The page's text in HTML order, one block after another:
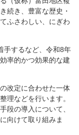
続き、豊富な歴史・
ふさわしい、にぎわ
手するなど、令和8年
率的かつ効果的な建
改定に合わせた一体
理などを行います。
段の導入について、
向けて取り組みま